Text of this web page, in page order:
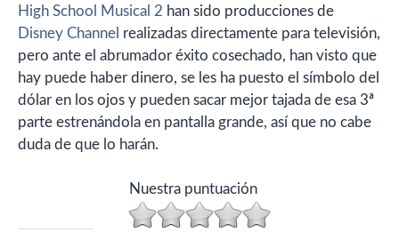
High School Musical 2 han sido producciones de
Disney Channel realizadas directamente para televisión,
pero ante el abrumador éxito cosechado, han visto que
hay puede haber dinero, se les ha puesto el símbolo del
dólar en los ojos y pueden sacar mejor tajada de esa 3ª
parte estrenándola en pantalla grande, así que no cabe
duda de que lo harán.
Nuestra puntuación